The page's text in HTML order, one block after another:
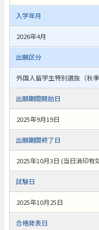
入学年月
2026年4月
出願区分
外国人留学生特別選抜（秋季
出願期間開始日
2025年9月19日
出願期間終了日
2025年10月3日 (当日消印有
試験日
2025年10月25日
合格発表日